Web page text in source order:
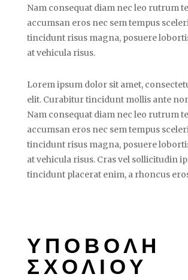
Nam consequat diam nec leo rutrum
accumsan eros nec sem tempus
tincidunt risus magna, posuere
at vehicula risus.
Lorem ipsum dolor sit amet,
elit. Curabitur tincidunt mollis ante
Nam consequat diam nec leo rutrum
accumsan eros nec sem tempus
tincidunt risus magna, posuere
at vehicula risus. Cras vel sollicitudin
tincidunt placerat enim, a rhoncus
ΥΠΟΒΟΛΉ
ΣΧΟΛΊΟΥ